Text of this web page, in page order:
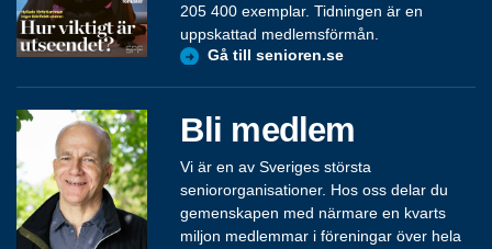
205 400 exemplar. Tidningen är en
uppskattad medlemsförmån.
Gå till senioren.se
Bli medlem
Vi är en av Sveriges största
seniororganisationer. Hos oss delar du
gemenskapen med närmare en kvarts
miljon medlemmar i föreningar över hela